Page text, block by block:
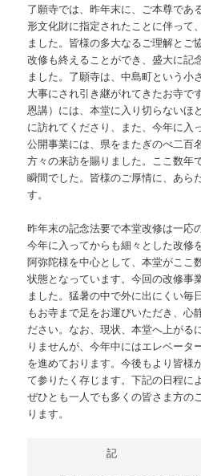
了願寺では、昨年末に、ご本尊であ
形文化財に指定されたことに伴って
ました。皆様の多大なるご理解とご
改修も終えることができ、盛大に記
ました。了願寺は、中島町という小
大事にされ引き継がれてきたお寺で
恩講）には、本堂に入り切らないほ
に訪れてくださり、また、今年に入
公開事業には、県をまたぎのべ二百
方々の来訪を賜りました。ここ数年
瞬間でした。皆様のご厚情に、あら
す。
昨年末の記念法要で本堂改修は一応
今年に入ってからも細々とした改修
阿弥陀様を中心として、本堂がここ
状態となっています。今回の改修事
ました。猛暑の中で外に出にくい毎
もお寺まで足をお運びいただき、心
ださい。なお、現状、本堂へ上がる
りませんが、今年中にはエレベータ
を進めております。今後もより皆様
て参りたく存じます。下記の日程に
ぜひとも一人でも多くの皆さま方の
ります。
記